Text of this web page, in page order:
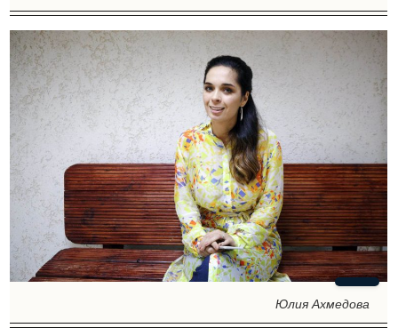
Юлия Ахмедова